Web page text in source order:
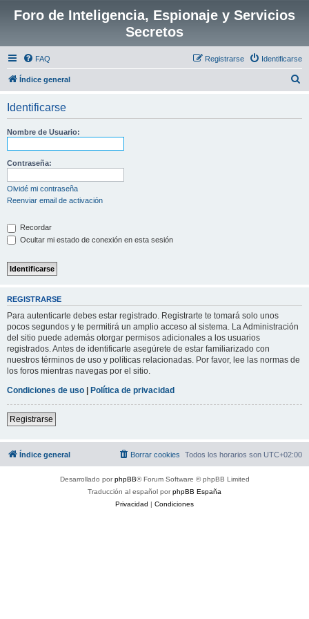
Foro de Inteligencia, Espionaje y Servicios
Secretos
FAQ Identificarse
Registrarse
Índice general
Identificarse
Nombre de Usuario:
Contraseña:
Olvidé mi contraseña
Reenviar email de activación
Recordar
Ocultar mi estado de conexión en esta sesión
REGISTRARSE
Para autenticarte debes estar registrado. Registrarte te tomará solo unos
pocos segundos y te permitirá un amplio acceso al sistema. La Administración
del sitio puede además otorgar permisos adicionales a los usuarios
registrados. Antes de identificarte asegúrete de estar familiarizado con
nuestros términos de uso y políticas relacionadas. Por favor, lee las normas de
los foros mientras navegas por el sitio.
Condiciones de uso | Política de privacidad
Registrarse
Índice general Todos los horarios son UTC+02:00
Borrar cookies
Desarrollado porphpBB® Forum Software © phpBB Limited
Traducción al español porphpBB España
Privacidad | Condiciones